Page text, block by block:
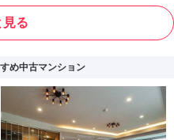
見る
め中古マンション